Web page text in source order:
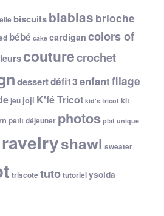
biscuitsblablas brioche
bébé cake cardigan colors of
couturecrochet
dessertdéfi13enfantfilage
jeu joji K'fé Tricot kid's tricot kit
petit déjeuner photos plat unique
ravelryshawl sweater
triscote tutotutorielysolda